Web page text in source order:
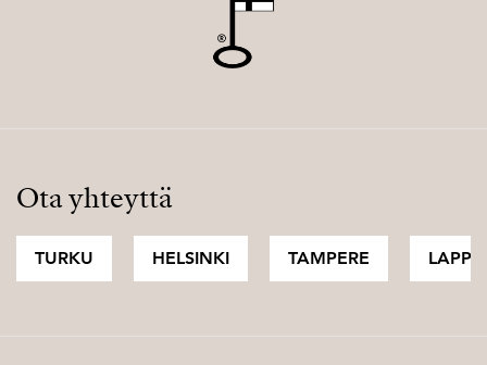
Ota yhteyttä
TURKU HELSINKI TAMPERE LAPPI